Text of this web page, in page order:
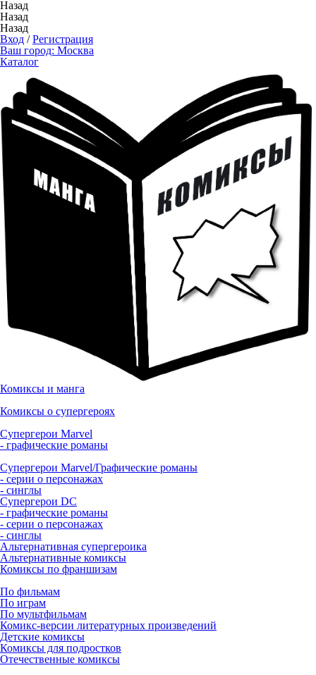
Назад
Назад
Назад
Вход /Регистрация
Ваш город: Москва
Каталог
Комиксы и манга
Комиксы о супергероях
Супергерои Marvel
- графические романы
Супергерои Marvel/Графические романы
- серии о персонажах
- синглы
Супергерои DC
- графические романы
- серии о персонажах
- синглы
Альтернативная супергероика
Альтернативные комиксы
Комиксы по франшизам
По фильмам
По играм
По мультфильмам
Комикс-версии литературных произведений
Детские комиксы
Комиксы для подростков
Отечественные комиксы